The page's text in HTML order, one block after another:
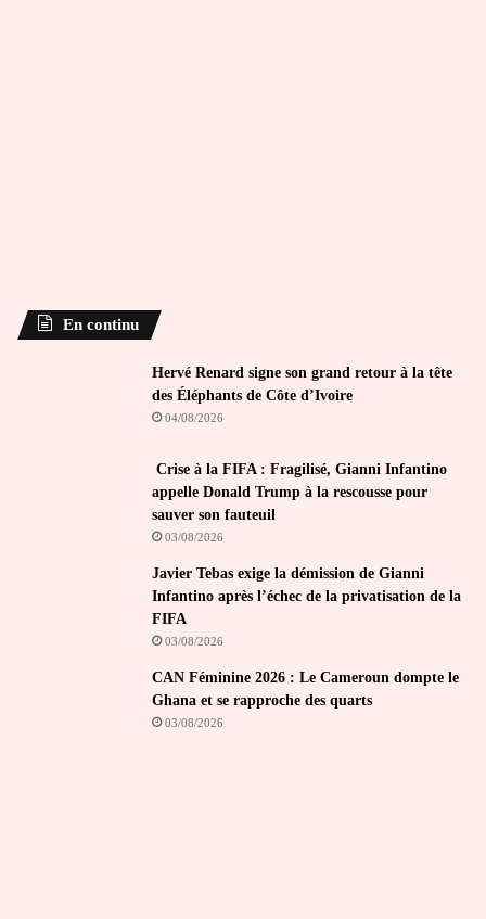
En continu
Hervé Renard signe son grand retour à la tête
des Éléphants de Côte d’Ivoire
04/08/2026
Crise à la FIFA : Fragilisé, Gianni Infantino
appelle Donald Trump à la rescousse pour
sauver son fauteuil
03/08/2026
Javier Tebas exige la démission de Gianni
Infantino après l’échec de la privatisation de la
FIFA
03/08/2026
CAN Féminine 2026 : Le Cameroun dompte le
Ghana et se rapproche des quarts
03/08/2026